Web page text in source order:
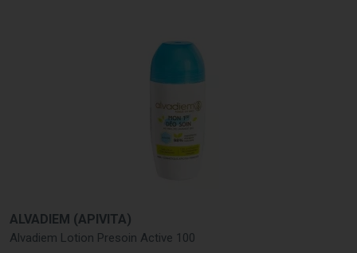
ALVADIEM (APIVITA)
Alvadiem Lotion Presoin Active 100